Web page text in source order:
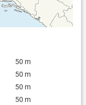
50 m
50 m
50 m
50 m